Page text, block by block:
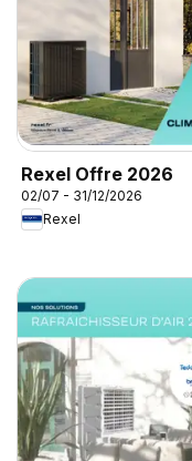
Rexel Offre 2026
02/07 - 31/12/2026
Rexel